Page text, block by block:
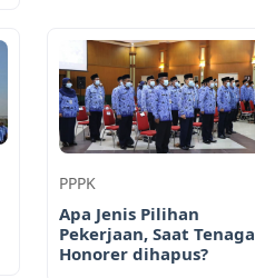
PPPK
Apa Jenis Pilihan
Pekerjaan, Saat Tenaga
Honorer dihapus?